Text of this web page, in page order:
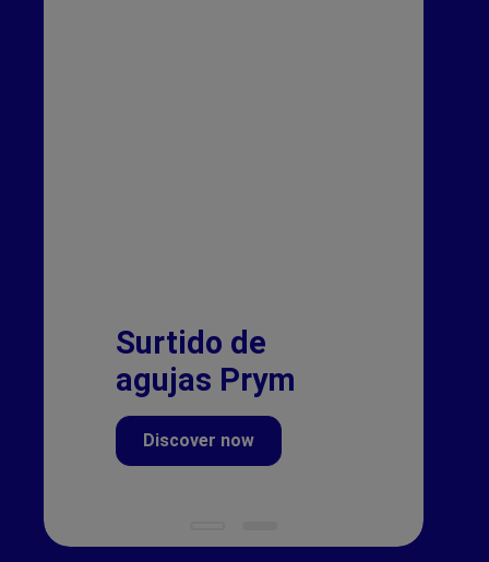
Surtido de
agujas Prym
Discover now